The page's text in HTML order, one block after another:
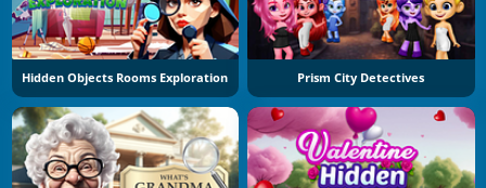
Hidden Objects Rooms Exploration Prism City Detectives